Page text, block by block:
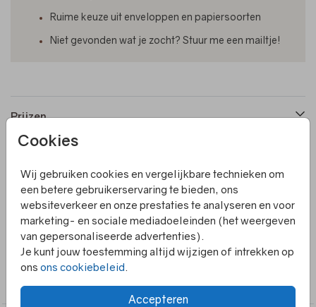
Cookies
Wij gebruiken cookies en vergelijkbare technieken om
een betere gebruikerservaring te bieden, ons
websiteverkeer en onze prestaties te analyseren en voor
marketing- en sociale mediadoeleinden (het weergeven
van gepersonaliseerde advertenties).
Je kunt jouw toestemming altijd wijzigen of intrekken op
ons ons cookiebeleid.
Accepteren
Ruime keuze uit enveloppen en papiersoorten
Niet gevonden wat je zocht? Stuur me een mailtje!
Prijzen
Productinformatie
Omschrijving
Een sluitzegel met kraftlook en aanpasbare tekst.
Collectie
Sluitzegels